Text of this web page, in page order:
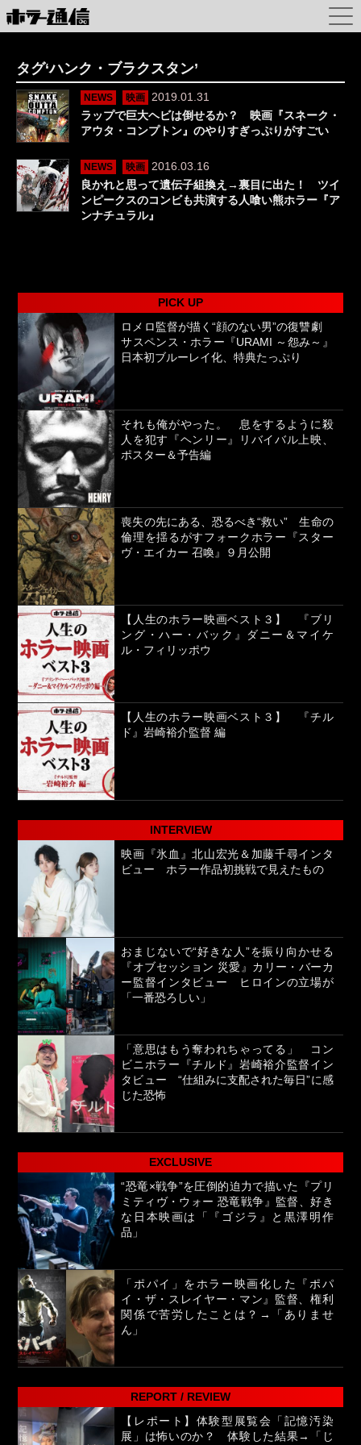
タグ‘ハンク・ブラクスタン’
NEWS 映画
2019.01.31
ラップで巨大ヘビは倒せるか？ 映画『スネーク・
アウタ・コンプトン』のやりすぎっぷりがすごい
NEWS 映画
2016.03.16
良かれと思って遺伝子組換え→裏目に出た！ ツイ
ンピークスのコンビも共演する人喰い熊ホラー『ア
ンナチュラル』
PICK UP
ロメロ監督が描く“顔のない男”の復讐劇
サスペンス・ホラー『URAMI ～怨み～』
日本初ブルーレイ化、特典たっぷり
それも俺がやった。 息をするように殺
人を犯す『ヘンリー』リバイバル上映、
ポスター＆予告編
喪失の先にある、恐るべき“救い” 生命の
倫理を揺るがすフォークホラー『スター
ヴ・エイカー 召喚』９月公開
【人生のホラー映画ベスト３】 『ブリ
ング・ハー・バック』ダニー＆マイケ
ル・フィリッポウ
【人生のホラー映画ベスト３】 『チル
ド』岩崎裕介監督 編
INTERVIEW
映画『氷血』北山宏光＆加藤千尋インタ
ビュー ホラー作品初挑戦で見えたもの
おまじないで“好きな人”を振り向かせる
『オブセッション 災愛』カリー・バーカ
ー監督インタビュー ヒロインの立場が
「一番恐ろしい」
「意思はもう奪われちゃってる」 コン
ビニホラー『チルド』岩崎裕介監督イン
タビュー “仕組みに支配された毎日”に感
じた恐怖
EXCLUSIVE
“恐竜×戦争”を圧倒的迫力で描いた『プリ
ミティヴ・ウォー 恐竜戦争』監督、好き
な日本映画は「『ゴジラ』と黒澤明作
品」
「ポパイ」をホラー映画化した『ポパ
イ・ザ・スレイヤー・マン』監督、権利
関係で苦労したことは？→「ありませ
ん」
REPORT / REVIEW
【レポート】体験型展覧会「記憶汚染
展」は怖いのか？ 体験した結果→「じ